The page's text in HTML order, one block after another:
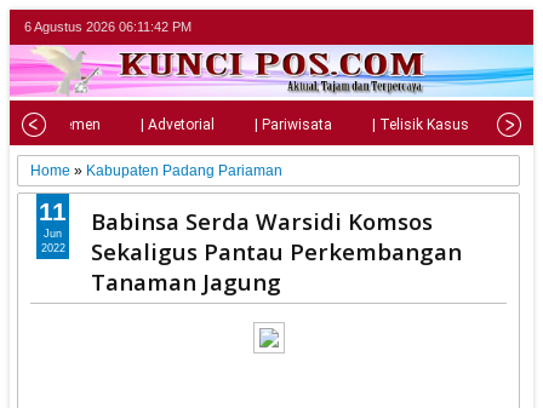
6 Agustus 2026 06:11:43 PM
| Parlemen | Advetorial | Pariwisata | Telisik Kasus |
Home » Kabupaten Padang Pariaman
Babinsa Serda Warsidi Komsos
Sekaligus Pantau Perkembangan
Tanaman Jagung
11
Jun
2022